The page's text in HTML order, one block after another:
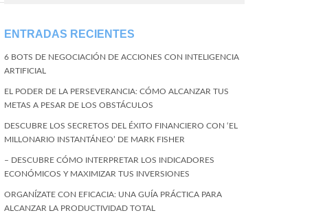
ENTRADAS RECIENTES
6 BOTS DE NEGOCIACIÓN DE ACCIONES CON INTELIGENCIA
ARTIFICIAL
EL PODER DE LA PERSEVERANCIA: CÓMO ALCANZAR TUS
METAS A PESAR DE LOS OBSTÁCULOS
DESCUBRE LOS SECRETOS DEL ÉXITO FINANCIERO CON ‘EL
MILLONARIO INSTANTÁNEO’ DE MARK FISHER
– DESCUBRE CÓMO INTERPRETAR LOS INDICADORES
ECONÓMICOS Y MAXIMIZAR TUS INVERSIONES
ORGANÍZATE CON EFICACIA: UNA GUÍA PRÁCTICA PARA
ALCANZAR LA PRODUCTIVIDAD TOTAL